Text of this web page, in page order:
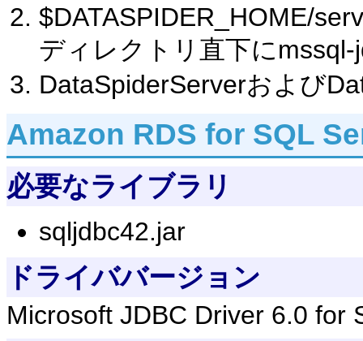
$DATASPIDER_HOME/
ディレクトリ直下に
DataSpiderServerおよび
Amazon RDS for SQL
必要なライブラリ
sqljdbc42.jar
ドライババージョン
Microsoft JDBC Driver 6.0 for